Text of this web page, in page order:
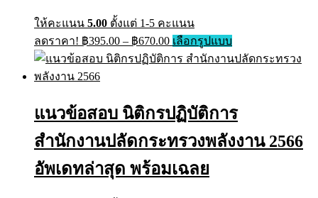
ให้คะแนน 5.00 ตั้งแต่ 1-5 คะแนน
ลดราคา! ฿395.00 – ฿670.00 เลือกรูปแบบ
แนวข้อสอบ นิติกรปฏิบัติการ
สำนักงานปลัดกระทรวงพลังงาน 2566
อัพเดทล่าสุด พร้อมเฉลย